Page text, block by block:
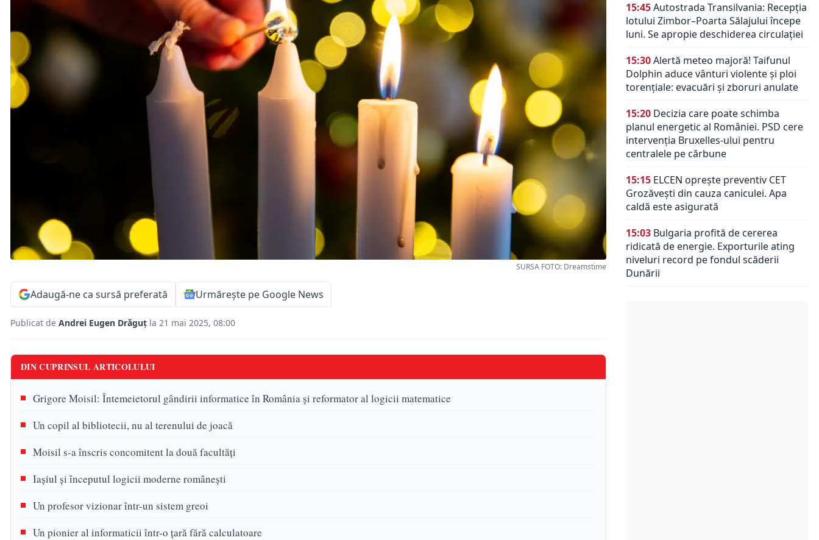
SURSA FOTO: Dreamstime
Adaugă-ne ca sursă preferată Urmărește pe Google News
Publicat de Andrei Eugen Drăguț la 21 mai 2025, 08:00
DIN CUPRINSUL ARTICOLULUI
Grigore Moisil: Întemeietorul gândirii informatice în România și reformator al logicii matematice
Un copil al bibliotecii, nu al terenului de joacă
Moisil s-a înscris concomitent la două facultăți
Iașiul și începutul logicii moderne românești
Un profesor vizionar într-un sistem greoi
Un pionier al informaticii într-o țară fără calculatoare
15:45Autostrada Transilvania: Recepția
lotului Zimbor–Poarta Sălajului începe
luni. Se apropie deschiderea circulației
15:30Alertă meteo majoră! Taifunul
Dolphin aduce vânturi violente și ploi
torențiale: evacuări și zboruri anulate
15:20 Decizia care poate schimba
planul energetic al României. PSD cere
intervenția Bruxelles-ului pentru
centralele pe cărbune
15:15 ELCEN oprește preventiv CET
Grozăvești din cauza caniculei. Apa
caldă este asigurată
15:03 Bulgaria profită de cererea
ridicată de energie. Exporturile ating
niveluri record pe fondul scăderii
Dunării